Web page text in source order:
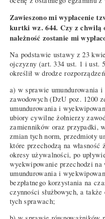
Zawieszono mi wypłacenie
kurtki wz. 644. Czy z chwilą
należność zostanie mi
Na podstawie ustawy z 23
ojczyzny (art. 334 ust. 1 i ust.
określił w drodze
a) w sprawie umundurowania
zawodowych (DzU poz. 1200
umundurowania i
ubiory cywilne żołnierzy
zamienników oraz przypadki,
zmian tych norm, przedmioty
które przechodzą na
okresy używalności, po
wyekwipowanie przechodzi na
umundurowania i
bezpłatnego korzystania na
czynności służbowych, a
tych sprawach;